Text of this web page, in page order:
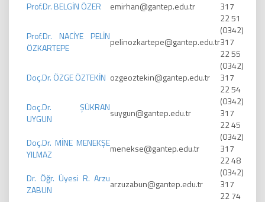
Prof.Dr. BELGİN ÖZER
emirhan@gantep.edu.tr
317
22 51
Prof.Dr. NACİYE PELİN
ÖZKARTEPE
pelinozkartepe@gantep.edu.tr
(0342)
317
22 55
Doç.Dr. ÖZGE ÖZTEKİN ozgeoztekin@gantep.edu.tr
(0342)
317
22 54
Doç.Dr. ŞÜKRAN
UYGUN
suygun@gantep.edu.tr
(0342)
317
22 45
Doç.Dr. MİNE MENEKŞE
YILMAZ
menekse@gantep.edu.tr
(0342)
317
22 48
Dr. Öğr. Üyesi R. Arzu
ZABUN
arzuzabun@gantep.edu.tr
(0342)
317
22 74